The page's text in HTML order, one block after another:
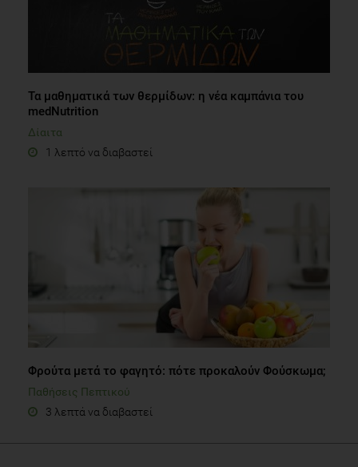
Τα μαθηματικά των θερμίδων: η νέα καμπάνια του
medNutrition
Δίαιτα
1 λεπτό να διαβαστεί
Φρούτα μετά το φαγητό: πότε προκαλούν Φούσκωμα;
Παθήσεις Πεπτικού
3 λεπτά να διαβαστεί